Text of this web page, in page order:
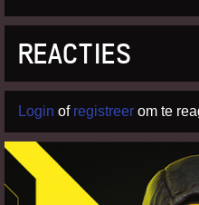
REACTIES
Login of registreer om te